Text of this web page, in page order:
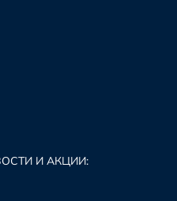
И АКЦИИ: